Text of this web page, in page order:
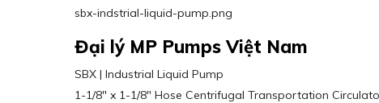
sbx-indstrial-liquid-pump.png
Đại lý MP Pumps Việt Nam
SBX | Industrial Liquid Pump
1-1/8″ x 1-1/8″ Hose Centrifugal Transportation